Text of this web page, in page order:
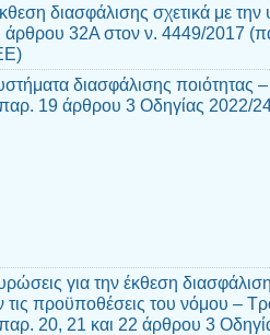
διασφάλισης σχετικά με
32Α στον ν. 4449/2017
διασφάλισης ποιότητας
19 άρθρου 3 Οδηγίας 2022/
για την έκθεση
τις προϋποθέσεις του νόμου –
20, 21 και 22 άρθρου 3